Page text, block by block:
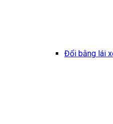
Đổi bằng lái